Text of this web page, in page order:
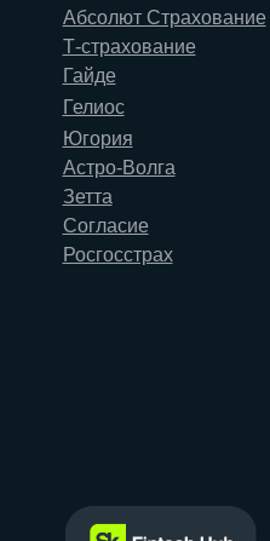
Абсолют Страхование
Т-страхование
Гайде
Гелиос
Югория
Астро-Волга
Зетта
Согласие
Росгосстрах